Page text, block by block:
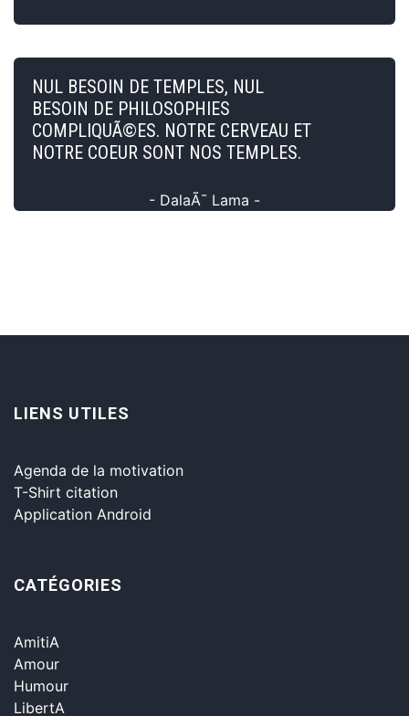
NUL BESOIN DE TEMPLES, NUL
BESOIN DE PHILOSOPHIES
COMPLIQUÃ©ES. NOTRE CERVEAU ET
NOTRE COEUR SONT NOS TEMPLES.
- DalaÃ¯ Lama -
LIENS UTILES
Agenda de la motivation
T-Shirt citation
Application Android
CATÉGORIES
AmitiA
Amour
Humour
LibertA